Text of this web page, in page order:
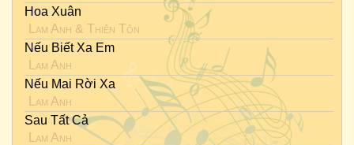
Hoa Xuân
Lam Anh & Thiên Tôn
Nếu Biết Xa Em
Lam Anh
Nếu Mai Rời Xa
Lam Anh
Sau Tất Cả
Lam Anh